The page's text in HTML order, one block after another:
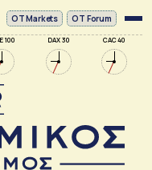
100 DAX 30 CAC 40
ΟΤ Markets OT Forum